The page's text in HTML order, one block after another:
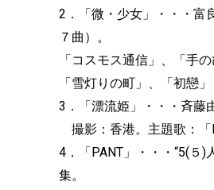
2．「微・少⼥」・・・富
７曲）。
「コスモス通信」、「手
「雪灯りの町」、「初戀」
3．「漂流姫」・・・斉藤
撮影：香港。主題歌：「
4．「PANT」・・・“5(５)
集。